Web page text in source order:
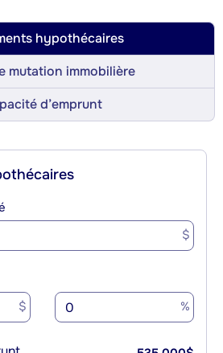
hypothécaires
mutation immobilière
d’emprunt
$
$ %